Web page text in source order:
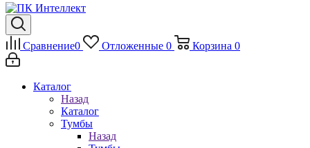
Сравнение0 Отложенные 0 Корзина 0
Каталог
Назад
Каталог
Тумбы
Назад